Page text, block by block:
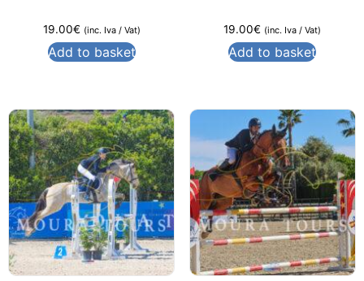
19.00€ (inc. Iva / Vat)
Add to basket
19.00€ (inc. Iva / Vat)
Add to basket